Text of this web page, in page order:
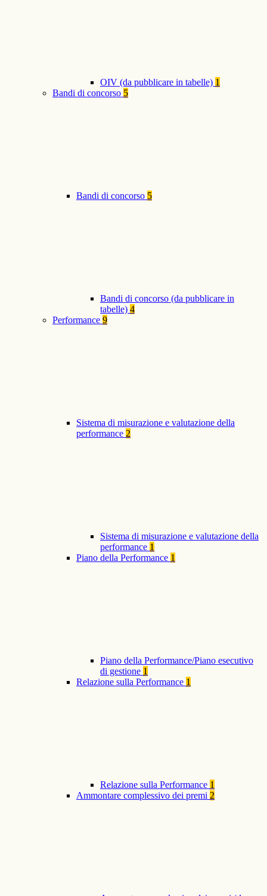
OIV (da pubblicare in tabelle) 1
Bandi di concorso 5
Bandi di concorso 5
Bandi di concorso (da pubblicare in
tabelle) 4
Performance 9
Sistema di misurazione e valutazione della
performance 2
Sistema di misurazione e valutazione della
performance 1
Piano della Performance 1
Piano della Performance/Piano esecutivo
di gestione 1
Relazione sulla Performance 1
Relazione sulla Performance 1
Ammontare complessivo dei premi 2